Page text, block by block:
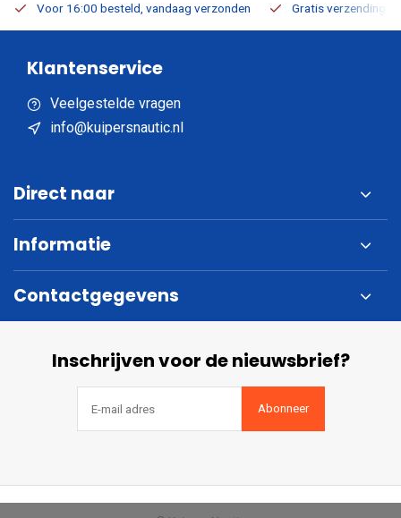
Voor 16:00 besteld, vandaag verzonden Gratis verzending
Klantenservice
Veelgestelde vragen
info@kuipersnautic.nl
Direct naar
Informatie
Contactgegevens
Inschrijven voor de nieuwsbrief?
Abonneer